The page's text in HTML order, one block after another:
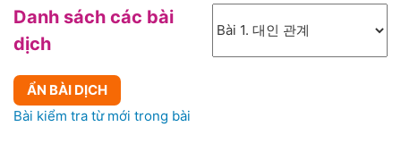
Danh sách các bài
dịch
ẨN BÀI DỊCH
Bài kiểm tra từ mới trong bài